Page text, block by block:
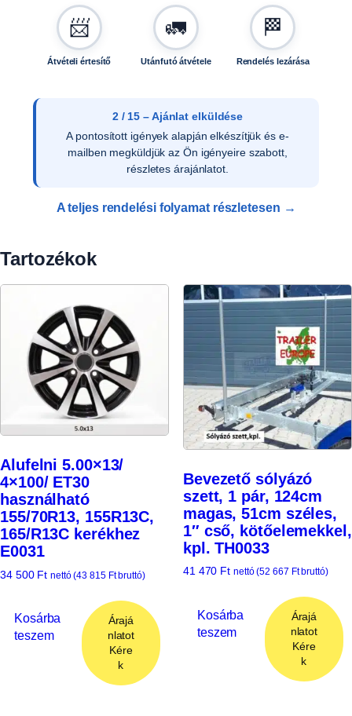
📨
Átvételi értesítő
🚛
Utánfutó átvétele
🏁
Rendelés lezárása
3 / 15 – Ajánlat elfogadása
Az ajánlat írásos elfogadását követően ellenőrizzük
a vevői adatokat, és rendelését rögzítjük
rendszerünkben.
A teljes rendelési folyamat részletesen →
Tartozékok
Alufelni 5.00×13/
4×100/ ET30
használható
155/70R13, 155R13C,
165/R13C kerékhez
E0031
34 500 Ft nettó (43 815 Ftbruttó)
Kosárba
teszem
Árajá
nlatot
Kére
k
Bevezető sólyázó
szett, 1 pár, 124cm
magas, 51cm széles,
1″ cső, kötőelemekkel,
kpl. TH0033
41 470 Ft nettó (52 667 Ftbruttó)
Kosárba
teszem
Árajá
nlatot
Kére
k